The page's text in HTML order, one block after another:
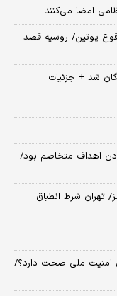
پوتین/ روسیه قصد
شد + جزئیات
اهداف متخاصم بود/
تهران شرط انطباق
امنیت ملی صحت دارد؟/